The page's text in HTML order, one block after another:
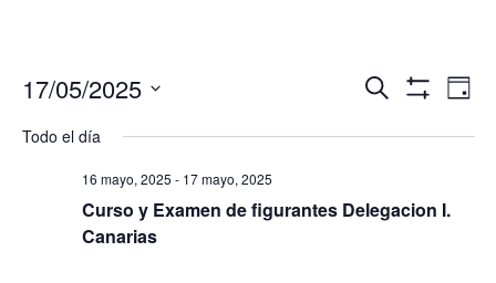
búsqueda
vistas
de
Buscar
de
Día
17/05/2025
fecha.
Todo el día
16 mayo, 2025 - 17 mayo, 2025
Curso y Examen de figurantes Delegacion I.
Canarias